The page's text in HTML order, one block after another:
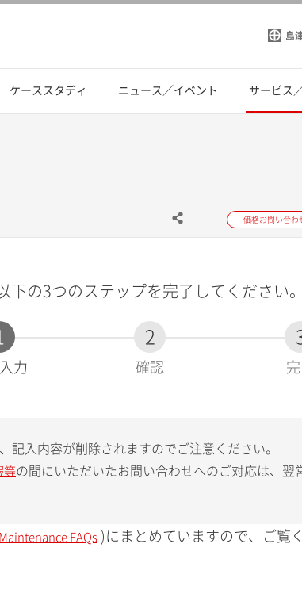
島
ケーススタディ ニュース／イベント サービス
価格お問い合わ
下の3つのステップを完了してください。
力
2
確認
記入内容が削除されますのでご注意ください。
等の間にいただいたお問い合わせへのご対応は、
Maintenance FAQs )にまとめていますので、ご覧